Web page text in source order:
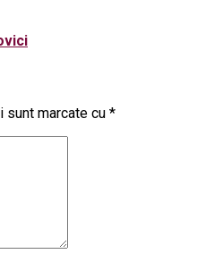
sunt marcate cu *